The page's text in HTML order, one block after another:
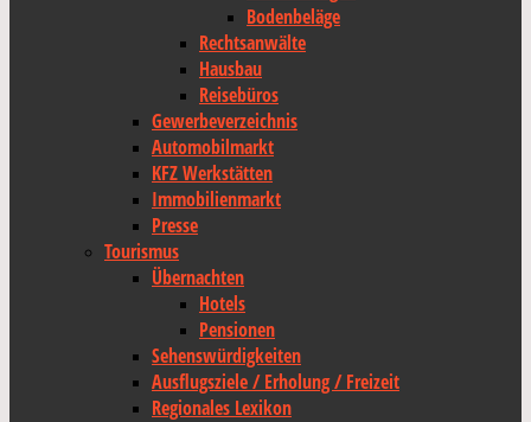
Bodenbeläge
Rechtsanwälte
Hausbau
Reisebüros
Gewerbeverzeichnis
Automobilmarkt
KFZ Werkstätten
Immobilienmarkt
Presse
Tourismus
Übernachten
Hotels
Pensionen
Sehenswürdigkeiten
Ausflugsziele / Erholung / Freizeit
Regionales Lexikon